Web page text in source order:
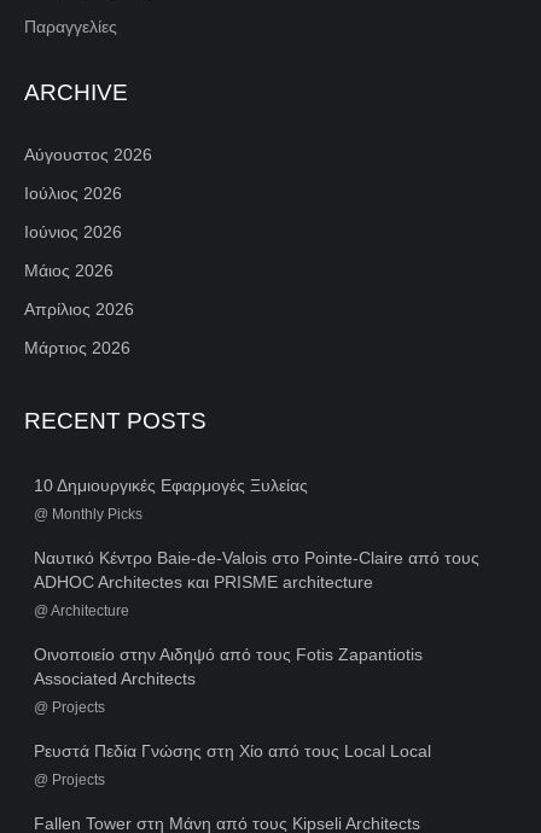
Παραγγελίες
ARCHIVE
Αύγουστος 2026
Ιούλιος 2026
Ιούνιος 2026
Μάιος 2026
Απρίλιος 2026
Μάρτιος 2026
RECENT POSTS
10 Δημιουργικές Εφαρμογές Ξυλείας
@ Monthly Picks
Ναυτικό Κέντρο Baie-de-Valois στο Pointe-Claire από τους
ADHOC Architectes και PRISME architecture
@ Architecture
Οινοποιείο στην Αιδηψό από τους Fotis Zapantiotis
Associated Architects
@ Projects
Ρευστά Πεδία Γνώσης στη Χίο από τους Local Local
@ Projects
Fallen Tower στη Μάνη από τους Kipseli Architects